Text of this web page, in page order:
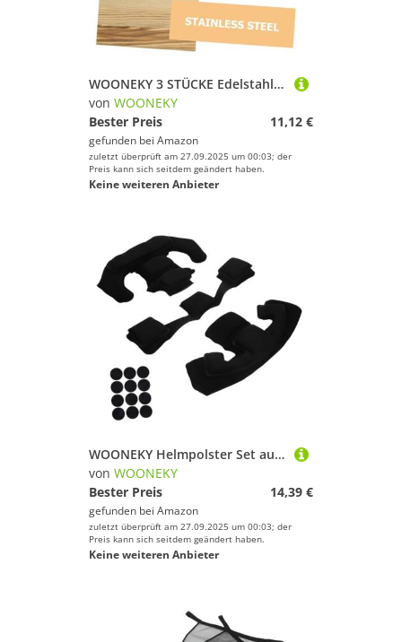
WOONEKY 3 STÜCKE Edelstahl Boot Deck Scharnier mit Pin und Ring Stabile Bimini Sonnenschutz Halterung Langlebige Yacht Zubehör Einfach zu Montieren Wetterbeständig für Wassersport
von WOONEKY
Bester Preis
11,12 €
gefunden bei Amazon
zuletzt überprüft am 27.09.2025 um 00:03; der
Preis kann sich seitdem geändert haben.
Keine weiteren Anbieter
WOONEKY Helmpolster Set aus Stoßdämpfendem Memory Schaum Langlebige Flexible Helm inneneinlage für Verbesserten Schutz Passend für Fahrrad Tactical helme Schwarz
von WOONEKY
Bester Preis
14,39 €
gefunden bei Amazon
zuletzt überprüft am 27.09.2025 um 00:03; der
Preis kann sich seitdem geändert haben.
Keine weiteren Anbieter